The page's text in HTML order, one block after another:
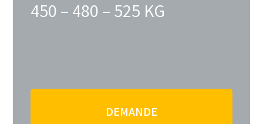
450 – 480 – 525 KG
DEMANDE